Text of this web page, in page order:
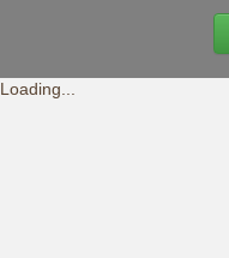
Loading...